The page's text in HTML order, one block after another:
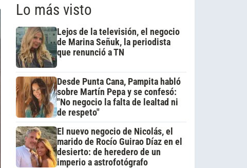
Lo más visto
Lejos de la televisión, el negocio
de Marina Señuk, la periodista
que renunció a TN
Desde Punta Cana, Pampita habló
sobre Martín Pepa y se confesó:
"No negocio la falta de lealtad ni
de respeto"
El nuevo negocio de Nicolás, el
marido de Rocío Guirao Díaz en el
desierto: de heredero de un
imperio a astrofotógrafo